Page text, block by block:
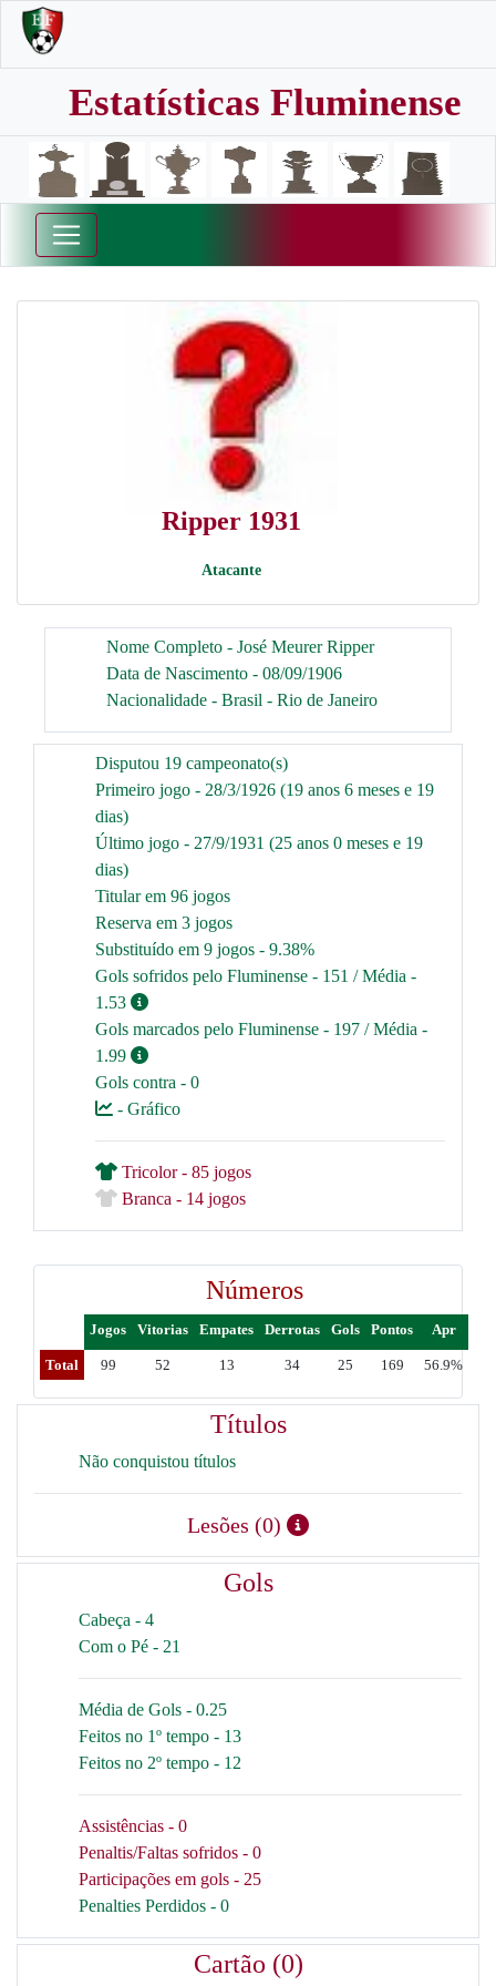
Estatísticas Fluminense
Ripper 1931
Atacante
Nome Completo - José Meurer Ripper
Data de Nascimento - 08/09/1906
Nacionalidade - Brasil - Rio de Janeiro
Disputou 19 campeonato(s)
Primeiro jogo - 28/3/1926 (19 anos 6 meses e 19
dias)
Último jogo - 27/9/1931 (25 anos 0 meses e 19
dias)
Titular em 96 jogos
Reserva em 3 jogos
Substituído em 9 jogos - 9.38%
Gols sofridos pelo Fluminense - 151 / Média -
1.53
Gols marcados pelo Fluminense - 197 / Média -
1.99
Gols contra - 0
- Gráfico
Tricolor - 85 jogos
Branca - 14 jogos
Números
Jogos Vitorias Empates Derrotas Gols Pontos Apr
Total 99 52 13 34 25 169 56.9%
Títulos
Não conquistou títulos
Lesões (0)
Gols
Cabeça - 4
Com o Pé - 21
Média de Gols - 0.25
Feitos no 1º tempo - 13
Feitos no 2º tempo - 12
Assistências - 0
Penaltis/Faltas sofridos - 0
Participações em gols - 25
Penalties Perdidos - 0
Cartão (0)